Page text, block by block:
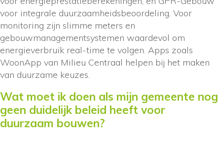
voor integrale duurzaamheidsbeoordeling. Voor
monitoring zijn slimme meters en
gebouwmanagementsystemen waardevol om
energieverbruik real-time te volgen. Apps zoals
WoonApp van Milieu Centraal helpen bij het maken
van duurzame keuzes.
Wat moet ik doen als mijn gemeente nog
geen duidelijk beleid heeft voor
duurzaam bouwen?